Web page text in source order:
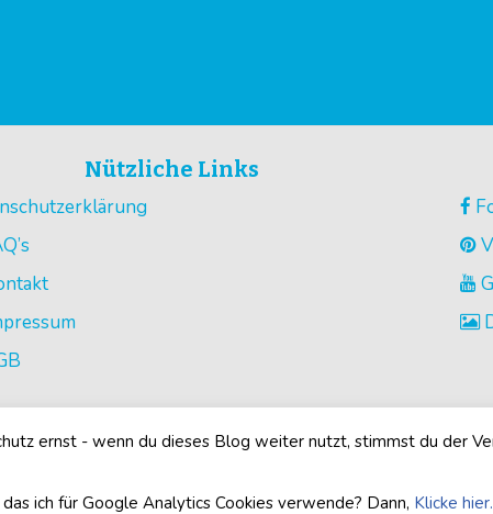
Nützliche Links
ernst - wenn du dieses Blog weiter nutzt, stimmst du der
ich für Google Analytics Cookies verwende? Dann, Klicke hier.